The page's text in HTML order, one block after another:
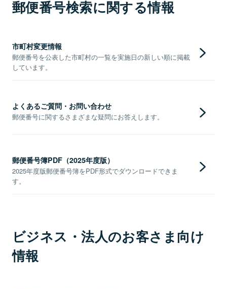
郵便番号検索に関する情報
市町村変更情報
郵便番号を公表した市町村の一覧を実施日の新しい順に掲載
しています。
よくあるご質問・お問い合わせ
郵便番号に関するさまざまな疑問にお答えします。
郵便番号簿PDF（2025年度版）
2025年度版郵便番号簿をPDF形式でダウンロードできま
す。
ビジネス・法人のお客さま向け
情報